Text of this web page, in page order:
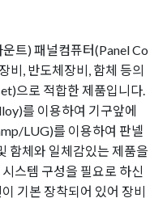
트) 패널컴퓨터(Panel Co
비, 반도체장비, 함체 등의
으로 적합한 제품입니다.
를 이용하여 기구앞에
LUG)를 이용하여 판넬
함체와 일체감있는 제품을
스템 구성을 필요로 하신
기본 장착되어 있어 장비